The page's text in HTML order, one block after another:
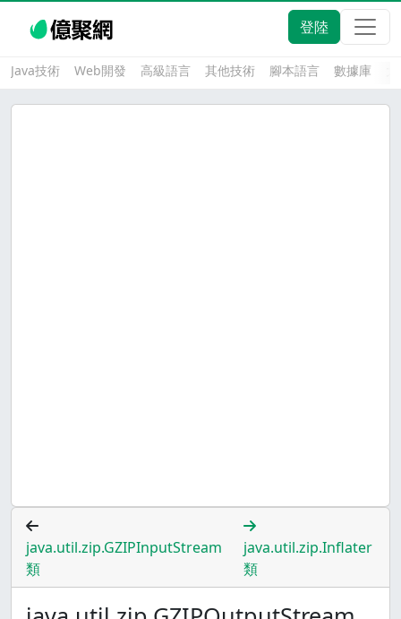
登陸
Java技術 Web開發 高級語言 其他技術 腳本語言 數據庫
java.util.zip.GZIPInputStream
類
java.util.zip.Inflater
類